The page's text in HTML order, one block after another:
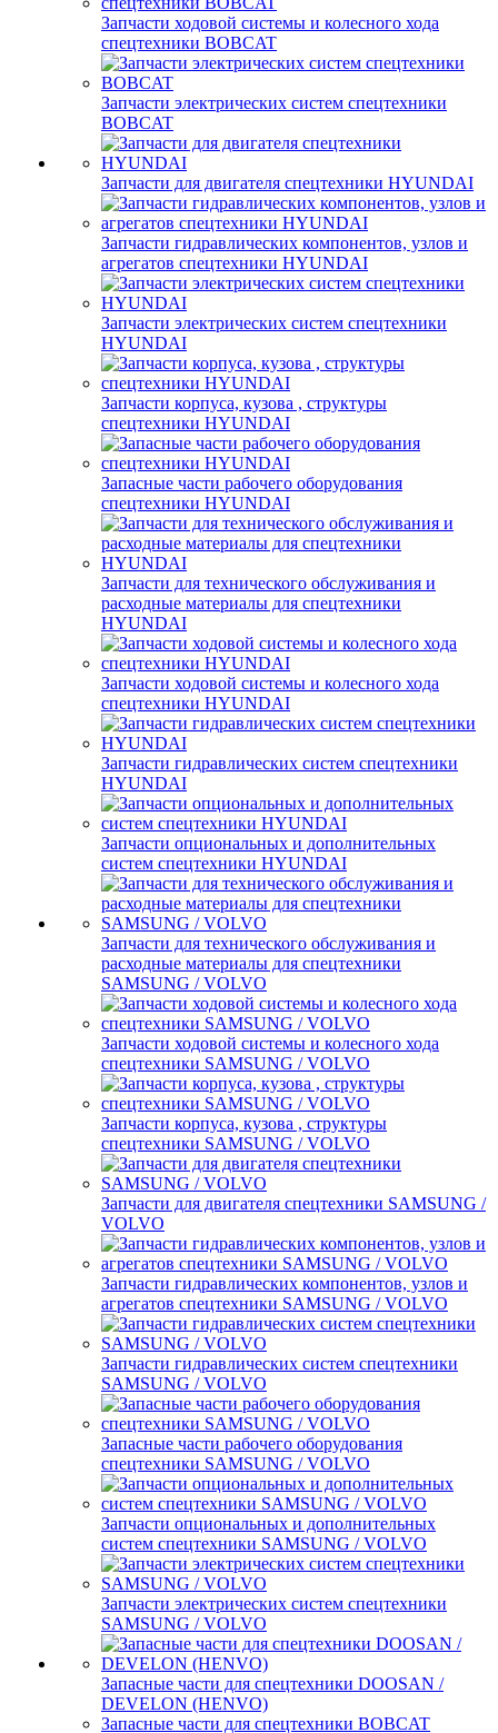
Запчасти ходовой системы и колесного хода
спецтехники BOBCAT
Запчасти электрических систем спецтехники
BOBCAT
Запчасти для двигателя спецтехники HYUNDAI
Запчасти гидравлических компонентов, узлов и
агрегатов спецтехники HYUNDAI
Запчасти электрических систем спецтехники
HYUNDAI
Запчасти корпуса, кузова , структуры
спецтехники HYUNDAI
Запасные части рабочего оборудования
спецтехники HYUNDAI
Запчасти для технического обслуживания и
расходные материалы для спецтехники
HYUNDAI
Запчасти ходовой системы и колесного хода
спецтехники HYUNDAI
Запчасти гидравлических систем спецтехники
HYUNDAI
Запчасти опциональных и дополнительных
систем спецтехники HYUNDAI
Запчасти для технического обслуживания и
расходные материалы для спецтехники
SAMSUNG / VOLVO
Запчасти ходовой системы и колесного хода
спецтехники SAMSUNG / VOLVO
Запчасти корпуса, кузова , структуры
спецтехники SAMSUNG / VOLVO
Запчасти для двигателя спецтехники SAMSUNG /
VOLVO
Запчасти гидравлических компонентов, узлов и
агрегатов спецтехники SAMSUNG / VOLVO
Запчасти гидравлических систем спецтехники
SAMSUNG / VOLVO
Запасные части рабочего оборудования
спецтехники SAMSUNG / VOLVO
Запчасти опциональных и дополнительных
систем спецтехники SAMSUNG / VOLVO
Запчасти электрических систем спецтехники
SAMSUNG / VOLVO
Запасные части для спецтехники DOOSAN /
DEVELON (HENVO)
Запасные части для спецтехники BOBCAT